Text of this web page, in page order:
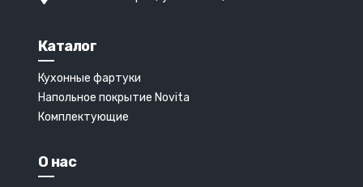
Каталог
Кухонные фартуки
Напольное покрытие Novita
Комплектующие
О нас